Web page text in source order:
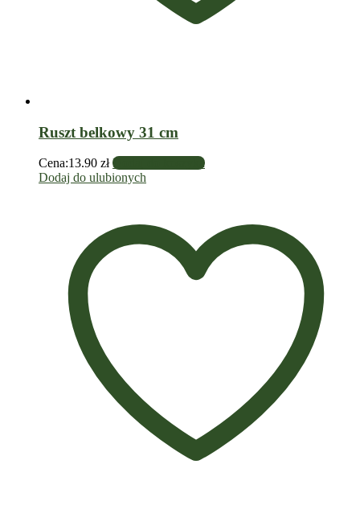
Ruszt belkowy 31 cm
Cena:13.90 zł Dodaj do koszyka
Dodaj do ulubionych